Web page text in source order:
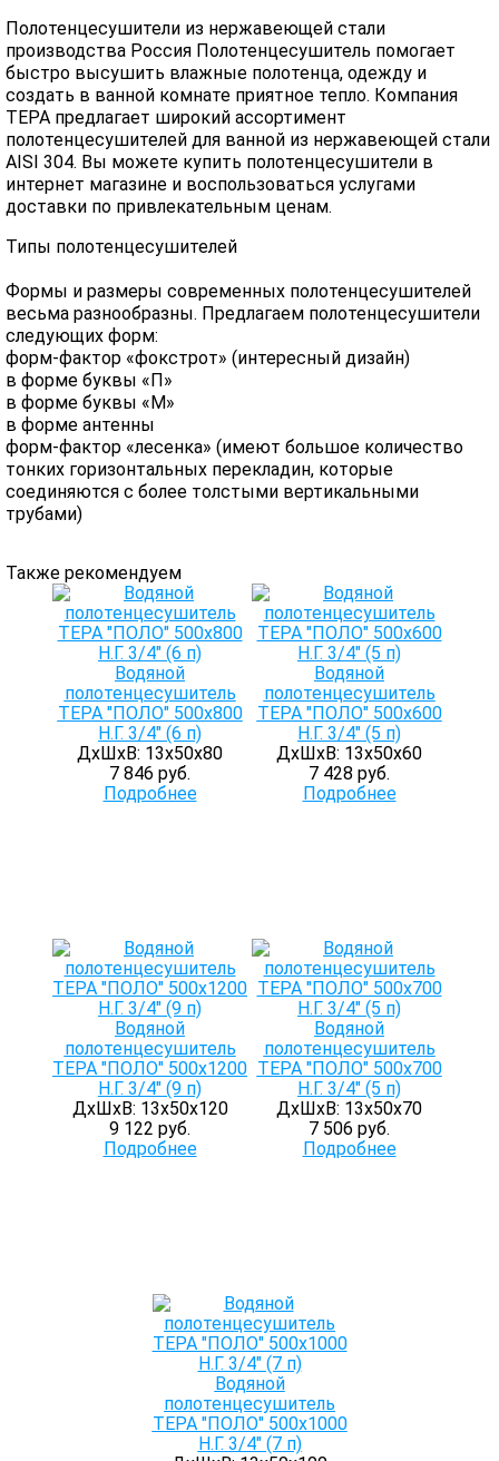
Полотенцесушители из нержавеющей стали
производства Россия Полотенцесушитель помогает
быстро высушить влажные полотенца, одежду и
создать в ванной комнате приятное тепло. Компания
ТЕРА предлагает широкий ассортимент
полотенцесушителей для ванной из нержавеющей стали
AISI 304. Вы можете купить полотенцесушители в
интернет магазине и воспользоваться услугами
доставки по привлекательным ценам.
Типы полотенцесушителей
Формы и размеры современных полотенцесушителей
весьма разнообразны. Предлагаем полотенцесушители
следующих форм:
форм-фактор «фокстрот» (интересный дизайн)
в форме буквы «П»
в форме буквы «М»
в форме антенны
форм-фактор «лесенка» (имеют большое количество
тонких горизонтальных перекладин, которые
соединяются с более толстыми вертикальными
трубами)
Также рекомендуем
Водяной
полотенцесушитель
ТЕРА "ПОЛО" 500х800
Н.Г. 3/4" (6 п)
ДхШхВ: 13х50х80
7 846 руб.
Подробнее
Водяной
полотенцесушитель
ТЕРА "ПОЛО" 500х600
Н.Г. 3/4" (5 п)
ДхШхВ: 13х50х60
7 428 руб.
Подробнее
Водяной
полотенцесушитель
ТЕРА "ПОЛО" 500х1200
Н.Г. 3/4" (9 п)
ДхШхВ: 13х50х120
9 122 руб.
Подробнее
Водяной
полотенцесушитель
ТЕРА "ПОЛО" 500х700
Н.Г. 3/4" (5 п)
ДхШхВ: 13х50х70
7 506 руб.
Подробнее
Водяной
полотенцесушитель
ТЕРА "ПОЛО" 500х1000
Н.Г. 3/4" (7 п)